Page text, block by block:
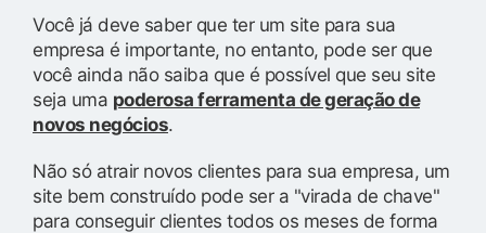
Você já deve saber que ter um site para sua
empresa é importante, no entanto, pode ser que
você ainda não saiba que é possível que seu site
seja uma poderosa ferramenta de geração de
novos negócios.
Não só atrair novos clientes para sua empresa, um
site bem construído pode ser a "virada de chave"
para conseguir clientes todos os meses de forma